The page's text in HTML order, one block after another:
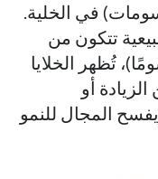
في الخلية.
تتكون من
46 كروموسومًا)، تُظهر الخلايا
أو
المجال للنمو